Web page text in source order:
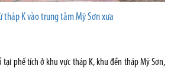
tháp K vào trung tâm Mỹ Sơn xưa
phế tích ở khu vực tháp K, khu đền tháp Mỹ Sơn,